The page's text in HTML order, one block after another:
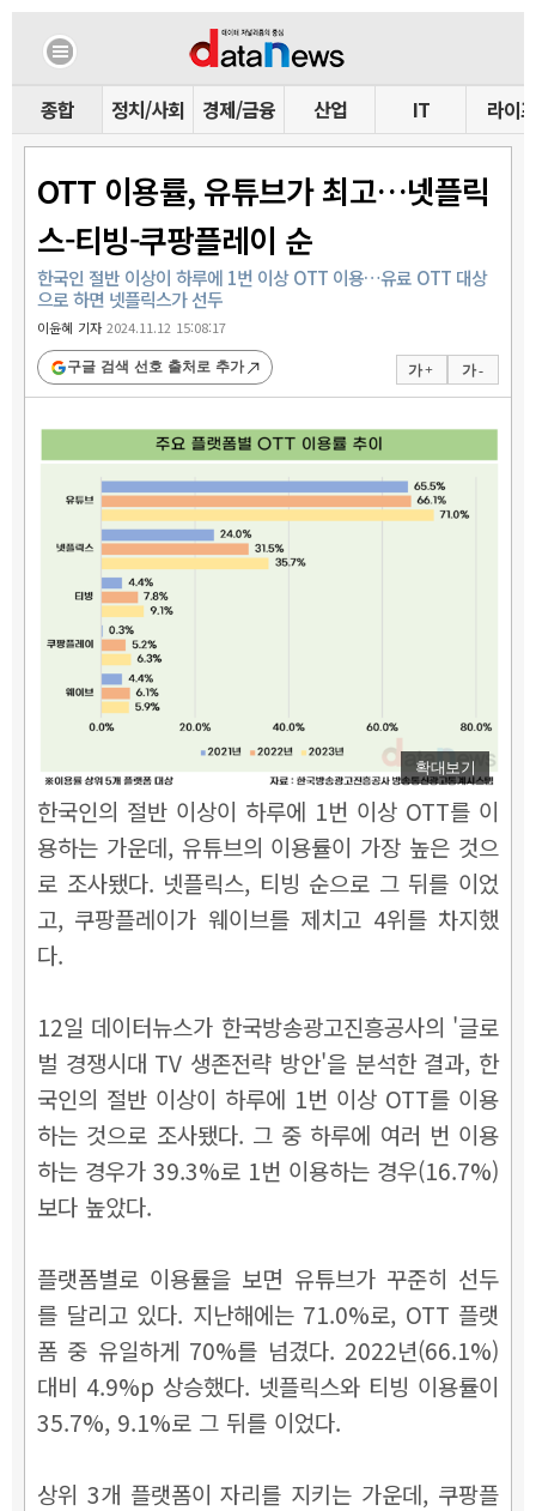
종합 정치/사회 경제/금융 산업 IT 라이프
OTT 이용률, 유튜브가 최고…넷플릭
스-티빙-쿠팡플레이 순
한국인 절반 이상이 하루에 1번 이상 OTT 이용…유료 OTT 대상
으로 하면 넷플릭스가 선두
이윤혜 기자2024.11.12 15:08:17
가 + 가 -
구글 검색 선호 출처로 추가
확대보기
한국인의 절반 이상이 하루에 1번 이상 OTT를 이
용하는 가운데, 유튜브의 이용률이 가장 높은 것으
로 조사됐다. 넷플릭스, 티빙 순으로 그 뒤를 이었
고, 쿠팡플레이가 웨이브를 제치고 4위를 차지했
다.
12일 데이터뉴스가 한국방송광고진흥공사의 '글로
벌 경쟁시대 TV 생존전략 방안'을 분석한 결과, 한
국인의 절반 이상이 하루에 1번 이상 OTT를 이용
하는 것으로 조사됐다. 그 중 하루에 여러 번 이용
하는 경우가 39.3%로 1번 이용하는 경우(16.7%)
보다 높았다.
플랫폼별로 이용률을 보면 유튜브가 꾸준히 선두
를 달리고 있다. 지난해에는 71.0%로, OTT 플랫
폼 중 유일하게 70%를 넘겼다. 2022년(66.1%)
대비 4.9%p 상승했다. 넷플릭스와 티빙 이용률이
35.7%, 9.1%로 그 뒤를 이었다.
상위 3개 플랫폼이 자리를 지키는 가운데, 쿠팡플